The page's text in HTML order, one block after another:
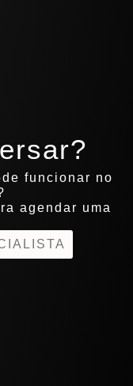
funcionar no
agendar uma